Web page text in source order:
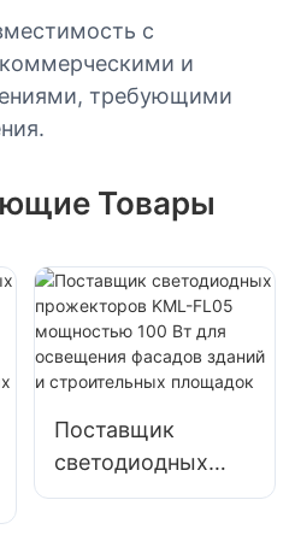
с
и
требующими
Товары
Поставщик
светодиодных
прожекторов